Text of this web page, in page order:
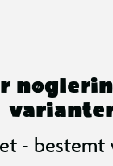
- bestemt